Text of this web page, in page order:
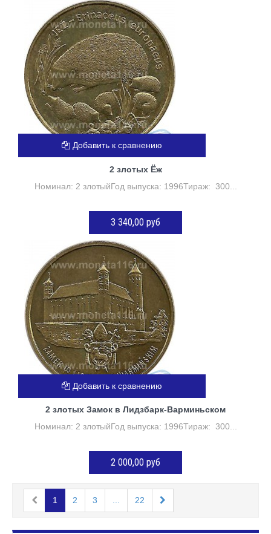
Нет в наличии
2 злотых Ёж
Номинал: 2 злотыйГод выпуска: 1996Тираж: 300...
3 340,00 руб
Нет в наличии
Добавить к сравнению
2 злотых Замок в Лидзбарк-Варминьском
Номинал: 2 злотыйГод выпуска: 1996Тираж: 300...
2 000,00 руб
Добавить к сравнению
1 2 3 22